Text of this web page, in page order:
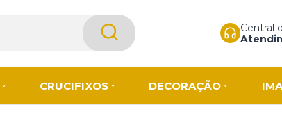
Central
CRUCIFIXOS DECORAÇÃO